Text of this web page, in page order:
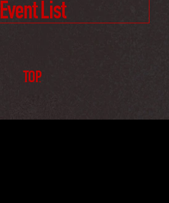
Event List
TOP